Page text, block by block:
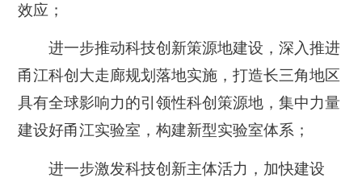
效应；
进一步推动科技创新策源地建设，深入推进
甬江科创大走廊规划落地实施，打造长三角地区
具有全球影响力的引领性科创策源地，集中力量
建设好甬江实验室，构建新型实验室体系；
进一步激发科技创新主体活力，加快建设